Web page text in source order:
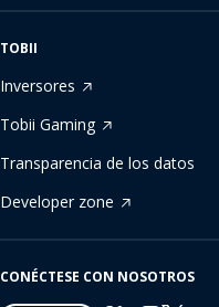
TOBII
Inversores
Tobii Gaming
Transparencia de los datos
Developer zone
CONÉCTESE CON NOSOTROS